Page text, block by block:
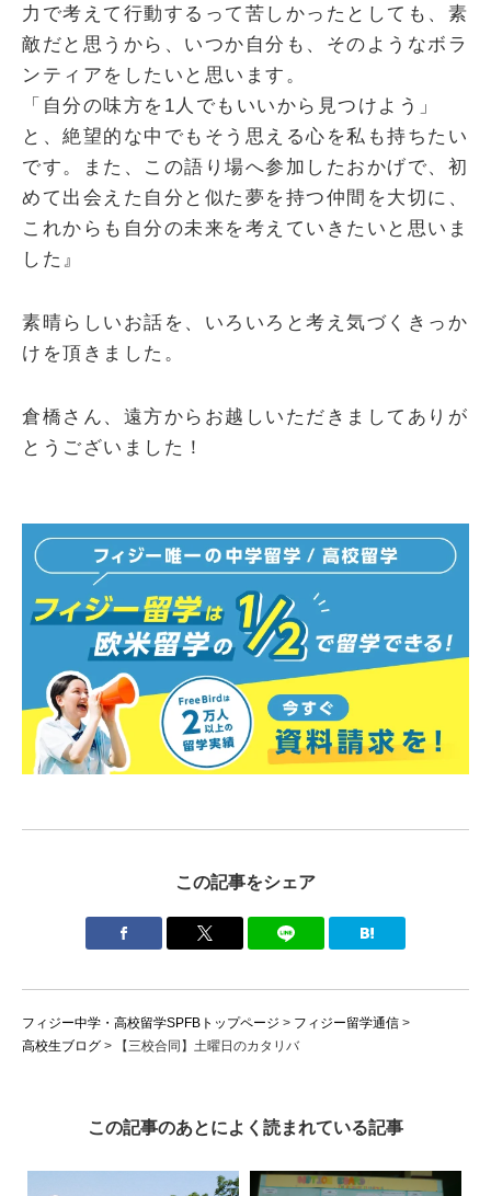
力で考えて行動するって苦しかったとしても、素
敵だと思うから、いつか自分も、そのようなボラ
ンティアをしたいと思います。
「自分の味方を1人でもいいから見つけよう」
と、絶望的な中でもそう思える心を私も持ちたい
です。また、この語り場へ参加したおかげで、初
めて出会えた自分と似た夢を持つ仲間を大切に、
これからも自分の未来を考えていきたいと思いま
した』
素晴らしいお話を、いろいろと考え気づくきっか
けを頂きました。
倉橋さん、遠方からお越しいただきましてありが
とうございました！
この記事をシェア
フィジー中学・高校留学SPFBトップページ > フィジー留学通信 >
高校生ブログ > 【三校合同】土曜日のカタリバ
この記事のあとによく読まれている記事